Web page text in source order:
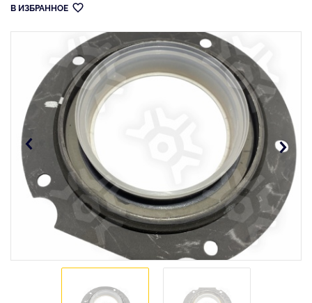
В ИЗБРАННОЕ